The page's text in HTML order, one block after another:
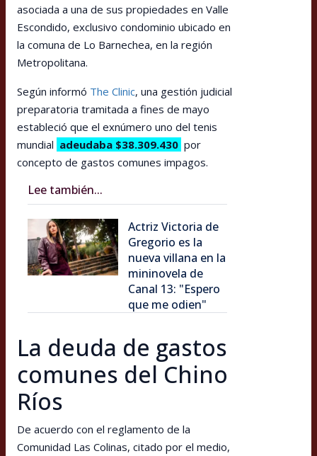
asociada a una de sus propiedades en Valle
Escondido, exclusivo condominio ubicado en
la comuna de Lo Barnechea, en la región
Metropolitana.
Según informó The Clinic, una gestión judicial
preparatoria tramitada a fines de mayo
estableció que el exnúmero uno del tenis
mundial adeudaba $38.309.430 por
concepto de gastos comunes impagos.
Lee también...
Actriz Victoria de
Gregorio es la
nueva villana en la
mininovela de
Canal 13: "Espero
que me odien"
La deuda de gastos
comunes del Chino
Ríos
De acuerdo con el reglamento de la
Comunidad Las Colinas, citado por el medio,